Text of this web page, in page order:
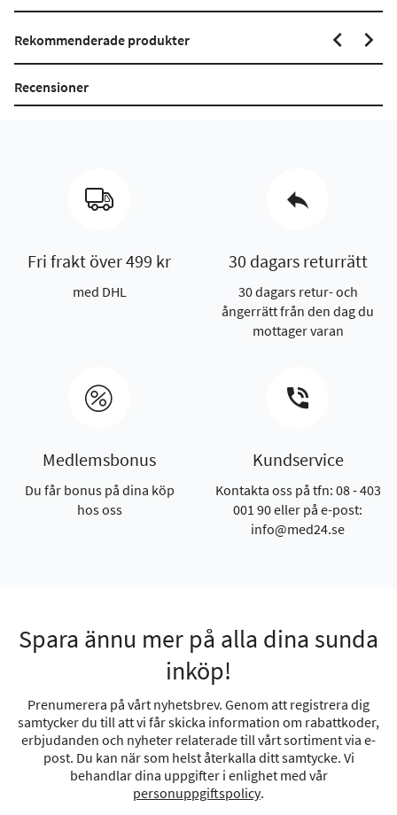
Rekommenderade produkter
Recensioner
Fri frakt över 499 kr
med DHL
30 dagars returrätt
30 dagars retur- och
ångerrätt från den dag du
mottager varan
Medlemsbonus
Du får bonus på dina köp
hos oss
Kundservice
Kontakta oss på tfn: 08 - 403
001 90 eller på e-post:
info@med24.se
Spara ännu mer på alla dina sunda
inköp!
Prenumerera på vårt nyhetsbrev. Genom att registrera dig
samtycker du till att vi får skicka information om rabattkoder,
erbjudanden och nyheter relaterade till vårt sortiment via e-
post. Du kan när som helst återkalla ditt samtycke. Vi
behandlar dina uppgifter i enlighet med vår
personuppgiftspolicy.